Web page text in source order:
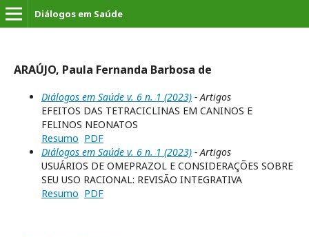
Diálogos em Saúde
ARAÚJO, Paula Fernanda Barbosa de
Diálogos em Saúde v. 6 n. 1 (2023) - Artigos
EFEITOS DAS TETRACICLINAS EM CANINOS E
FELINOS NEONATOS
Resumo PDF
Diálogos em Saúde v. 6 n. 1 (2023) - Artigos
USUÁRIOS DE OMEPRAZOL E CONSIDERAÇÕES SOBRE
SEU USO RACIONAL: REVISÃO INTEGRATIVA
Resumo PDF